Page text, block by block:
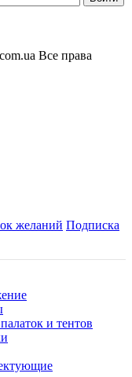
Все права
желаний Подписка
и тентов